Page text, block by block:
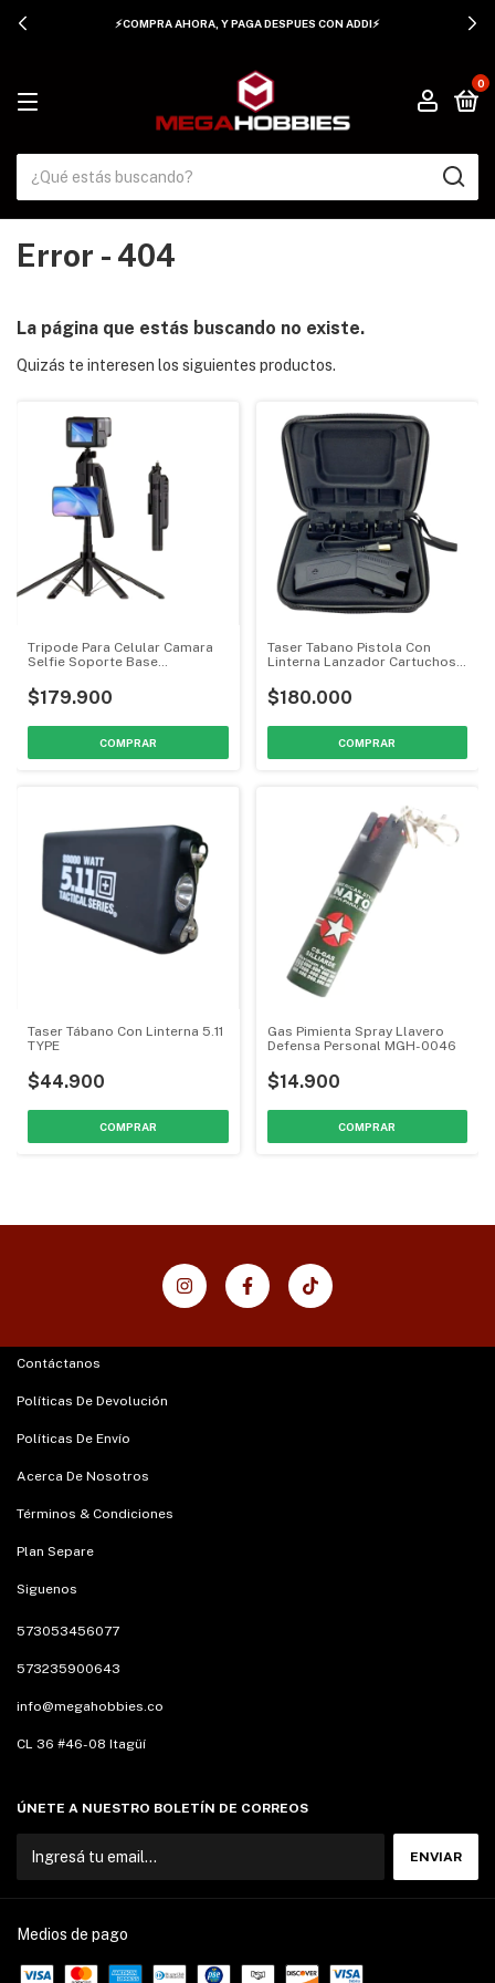
⚡COMPRA AHORA, Y PAGA DESPUES CON ADDI⚡
0
Error - 404
La página que estás buscando no existe.
Quizás te interesen los siguientes productos.
Tripode Para Celular Camara
Selfie Soporte Base
$179.900
Taser Tabano Pistola Con
Linterna Lanzador Cartuchos
$180.000
Taser Tábano Con Linterna 5.11
TYPE
$44.900
Gas Pimienta Spray Llavero
Defensa Personal MGH-0046
$14.900
Contáctanos
Políticas De Devolución
Políticas De Envío
Acerca De Nosotros
Términos & Condiciones
Plan Separe
Siguenos
573053456077
573235900643
info@megahobbies.co
CL 36 #46-08 Itagüí
ÚNETE A NUESTRO BOLETÍN DE CORREOS
Medios de pago